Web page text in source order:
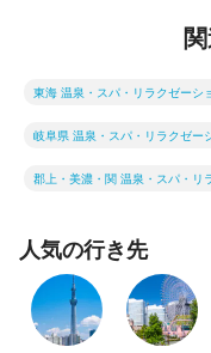
東海 温泉・スパ・リラクゼーシ
岐阜県 温泉・スパ・リラクゼー
郡上・美濃・関 温泉・スパ・リ
人気の行き先